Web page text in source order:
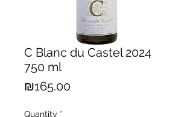
C Blanc du Castel 2024
750 ml
₪165.00Price
Quantity *